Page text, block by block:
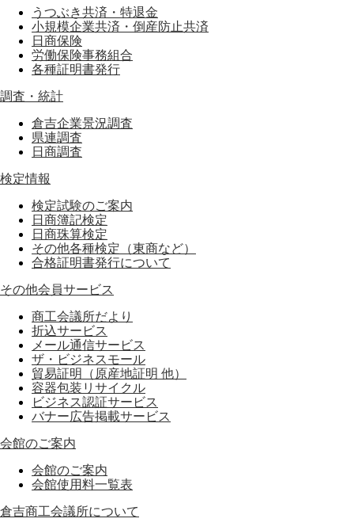
うつぶき共済・特退金
小規模企業共済・倒産防止共済
日商保険
労働保険事務組合
各種証明書発行
調査・統計
倉吉企業景況調査
県連調査
日商調査
検定情報
検定試験のご案内
日商簿記検定
日商珠算検定
その他各種検定（東商など）
合格証明書発行について
その他会員サービス
商工会議所だより
折込サービス
メール通信サービス
ザ・ビジネスモール
貿易証明（原産地証明 他）
容器包装リサイクル
ビジネス認証サービス
バナー広告掲載サービス
会館のご案内
会館のご案内
会館使用料一覧表
倉吉商工会議所について